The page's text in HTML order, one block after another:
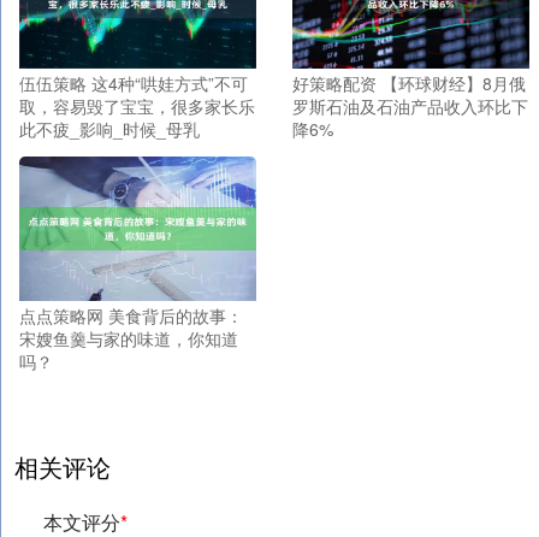
伍伍策略 这4种“哄娃方式”不可
取，容易毁了宝宝，很多家长乐
此不疲_影响_时候_母乳
好策略配资 【环球财经】8月俄
罗斯石油及石油产品收入环比下
降6%
点点策略网 美食背后的故事：
宋嫂鱼羹与家的味道，你知道
吗？
相关评论
本文评分*